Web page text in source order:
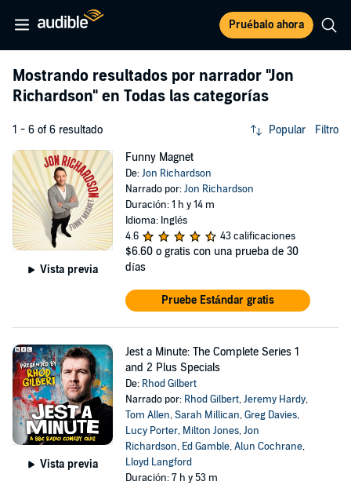
Pruébalo ahora
Mostrando resultados por narrador "Jon
Richardson" en Todas las categorías
1 - 6 of 6 resultado Popular Filtro
Vista previa
Funny Magnet
De:Jon Richardson
Narrado por:Jon Richardson
Duración: 1 h y 14 m
Idioma: Inglés
4.6
43 calificaciones
$6.60 o gratis con una prueba de 30
días
Pruebe Estándar gratis
Vista previa
Jest a Minute: The Complete Series 1
and 2 Plus Specials
De: Rhod Gilbert
Narrado por: Rhod Gilbert,Jeremy Hardy,
Tom Allen,Sarah Millican,Greg Davies,
Lucy Porter, Milton Jones,Jon
Richardson, Ed Gamble,Alun Cochrane,
Lloyd Langford
Duración: 7 h y 53 m